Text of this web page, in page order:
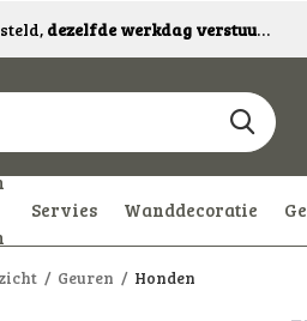
Servies Wanddecoratie
dezelfde werkdag verstuurd!
Geuren Honden